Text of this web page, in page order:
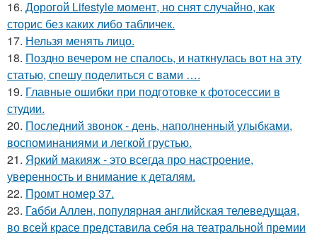
16. Дорогой Lifestyle момент, но снят случайно, как
сторис без каких либо табличек.
17. Нельзя менять лицо.
18. Поздно вечером не спалось, и наткнулась вот на эту
статью, спешу поделиться с вами ….
19. Главные ошибки при подготовке к фотосессии в
студии.
20. Последний звонок - день, наполненный улыбками,
воспоминаниями и легкой грустью.
21. Яркий макияж - это всегда про настроение,
уверенность и внимание к деталям.
22. Промт номер 37.
23. Габби Аллен, популярная английская телеведущая,
во всей красе представила себя на театральной премии